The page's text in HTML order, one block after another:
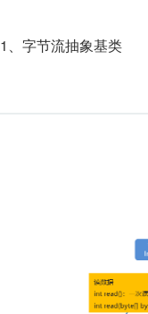
1、字节流抽象基类